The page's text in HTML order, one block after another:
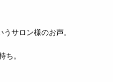
サロン様のお声。
。